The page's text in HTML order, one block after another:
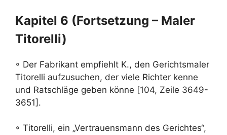
Kapitel 6 (Fortsetzung – Maler
Titorelli)
◦ Der Fabrikant empfiehlt K., den Gerichtsmaler
Titorelli aufzusuchen, der viele Richter kenne
und Ratschläge geben könne [104, Zeile 3649-
3651].
◦ Titorelli, ein „Vertrauensmann des Gerichtes“,